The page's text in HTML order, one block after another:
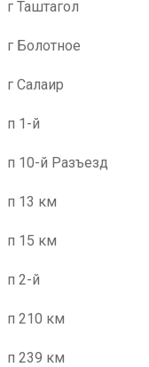
г Таштагол
г Болотное
г Салаир
п 1-й
п 10-й Разъезд
п 13 км
п 15 км
п 2-й
п 210 км
п 239 км